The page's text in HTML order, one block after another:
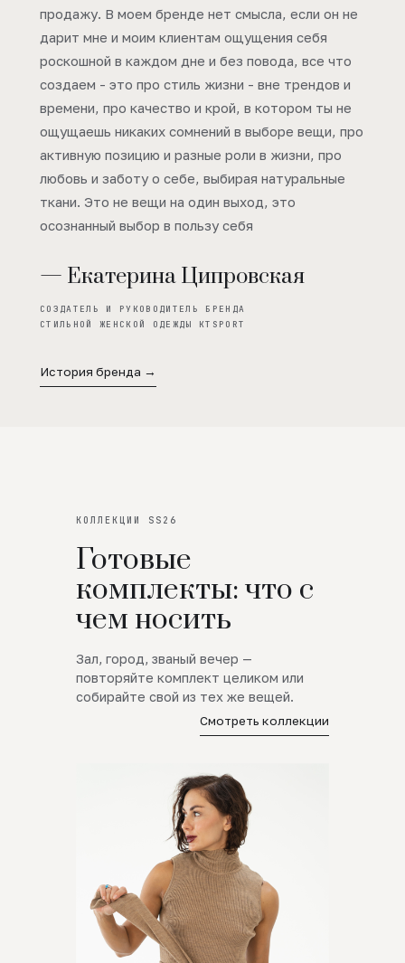
продажу. В моем бренде нет смысла, если он не
дарит мне и моим клиентам ощущения себя
роскошной в каждом дне и без повода, все что
создаем - это про стиль жизни - вне трендов и
времени, про качество и крой, в котором ты не
ощущаешь никаких сомнений в выборе вещи, про
активную позицию и разные роли в жизни, про
любовь и заботу о себе, выбирая натуральные
ткани. Это не вещи на один выход, это
осознанный выбор в пользу себя
— Екатерина Ципровская
СОЗДАТЕЛЬ И РУКОВОДИТЕЛЬ БРЕНДА
СТИЛЬНОЙ ЖЕНСКОЙ ОДЕЖДЫ KTSPORT
История бренда →
КОЛЛЕКЦИИ SS26
Готовые
комплекты: что с
чем носить
Зал, город, званый вечер —
повторяйте комплект целиком или
собирайте свой из тех же вещей.
Смотреть коллекции